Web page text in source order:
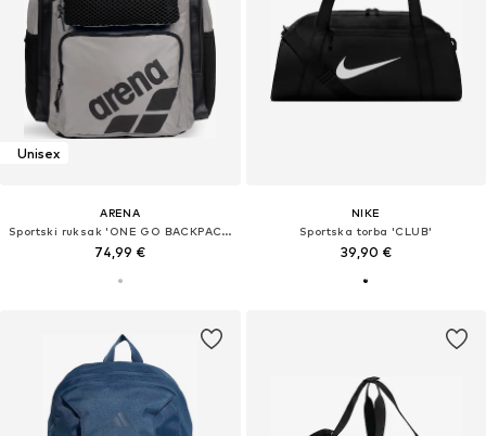
Unisex
ARENA
Sportski ruksak 'ONE GO BACKPACK 45L'
74,99 €
NIKE
Sportska torba 'CLUB'
39,90 €